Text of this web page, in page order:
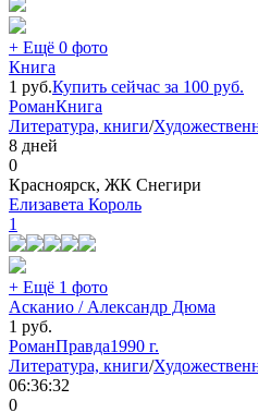
+ Ещё 0 фото
Книга
1 руб.Купить сейчас за 100 руб.
РоманКнига
Литература, книги/
8 дней
0
Красноярск, ЖК Снегири
Елизавета Король
1
+ Ещё 1 фото
Асканио / Александр Дюма
1 руб.
РоманПравда1990 г.
Литература, книги/
06:36:32
0